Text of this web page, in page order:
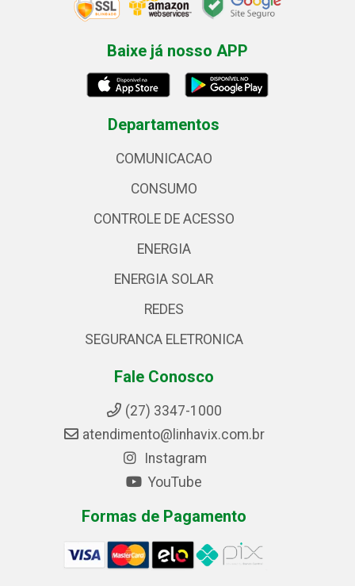
Baixe já nosso APP
Departamentos
COMUNICACAO
CONSUMO
CONTROLE DE ACESSO
ENERGIA
ENERGIA SOLAR
REDES
SEGURANCA ELETRONICA
Fale Conosco
(27) 3347-1000
atendimento@linhavix.com.br
Instagram
YouTube
Formas de Pagamento